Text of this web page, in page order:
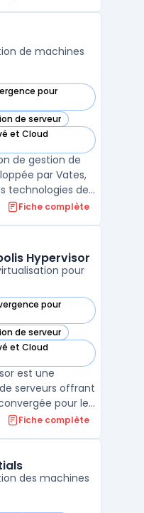
gérer des
de machines
pour
catégorie
de serveur
catégorie
et Cloud
catégorie
de gestion de
par Vates,
technologies de
Conçu pour
des
Fiche complète
Hypervisor
pour
pour
dans cette catégorie
de serveur
dans cette catégorie
et Cloud
dans cette catégorie
est une
serveurs offrant
pour les
solution permet
utilise une archi
Fiche complète
des machines